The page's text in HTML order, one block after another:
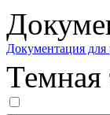
Документация для
Темная